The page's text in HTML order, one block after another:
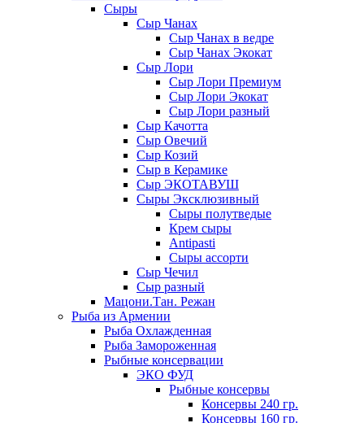
Сыры
Сыр Чанах
Сыр Чанах в ведре
Сыр Чанах Экокат
Сыр Лори
Сыр Лори Премиум
Сыр Лори Экокат
Сыр Лори разный
Сыр Качотта
Сыр Овечий
Сыр Козий
Сыр в Керамике
Сыр ЭКОТАВУШ
Сыры Эксклюзивный
Сыры полутведые
Крем сыры
Antipasti
Сыры ассорти
Сыр Чечил
Сыр разный
Мацони.Тан. Режан
Рыба из Армении
Рыба Охлажденная
Рыба Замороженная
Рыбные консервации
ЭКО ФУД
Рыбные консервы
Консервы 240 гр.
Консервы 160 гр.